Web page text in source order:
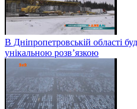
В Дніпропетровській області
унікальною розв’язкою